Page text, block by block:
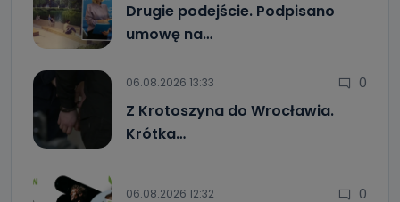
Drugie podejście. Podpisano
umowę na…
06.08.2026 13:33 0
Z Krotoszyna do Wrocławia.
Krótka…
06.08.2026 12:32 0